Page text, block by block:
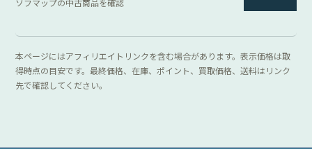
ソフマップの中古商品を確認
本ページにはアフィリエイトリンクを含む場合があります。表示価格は取
得時点の目安です。最終価格、在庫、ポイント、買取価格、送料はリンク
先で確認してください。